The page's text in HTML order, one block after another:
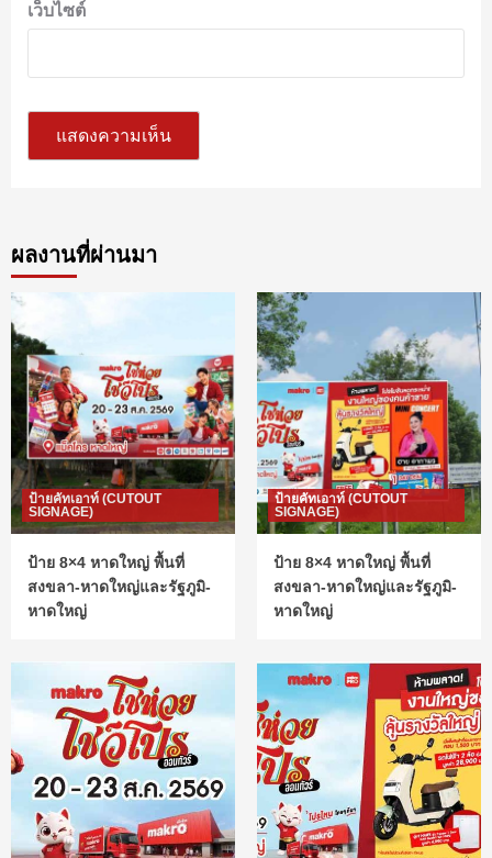
เว็บไซต์
ผลงานที่ผ่านมา
ป้ายคัทเอาท์ (CUTOUT
SIGNAGE)
ป้าย 8×4 หาดใหญ่ พื้นที่
สงขลา-หาดใหญ่และรัฐภูมิ-
หาดใหญ่
ป้ายคัทเอาท์ (CUTOUT
SIGNAGE)
ป้าย 8×4 หาดใหญ่ พื้นที่
สงขลา-หาดใหญ่และรัฐภูมิ-
หาดใหญ่